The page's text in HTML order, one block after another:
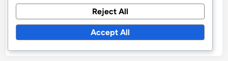
regulace a řešení
Požadavky na soulad: Startups, GDPR, Daně, Pracovní
Reject All
Accept All